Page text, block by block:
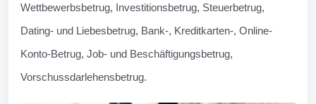
Wettbewerbsbetrug, Investitionsbetrug, Steuerbetrug,
Dating- und Liebesbetrug, Bank-, Kreditkarten-, Online-
Konto-Betrug, Job- und Beschäftigungsbetrug,
Vorschussdarlehensbetrug.